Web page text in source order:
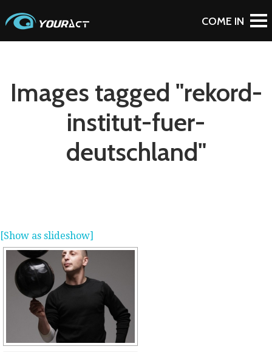
Images tagged "rekord-
institut-fuer-
deutschland"
[Show as slideshow]